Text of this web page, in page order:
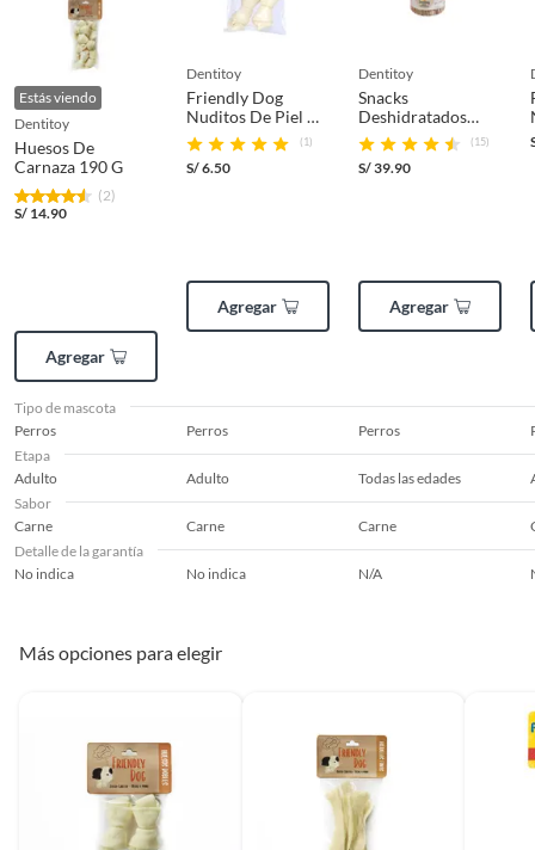
empaque original en perfectas condiciones (sin rayas, piquetes,
abolladuras, manchas, etc.).
Estás viendo
dentitoy
Huesos De
Carnaza 190 G
(2)
S/ 14.90
Agregar
dentitoy
Friendly Dog
Nuditos De Piel De
Ganado Vacuno 60
G
(1)
S/6.50
Agregar
dentitoy
Snacks
Deshidratados
Pomo 1 Kg
(15)
S/39.90
Agregar
Tipo de mascota
Perros
Perros Perros
Etapa
Adulto
Adulto Todas las edades
Sabor
Carne
Carne Carne
Detalle de la garantía
No indica
No indica N/A
Más opciones para elegir